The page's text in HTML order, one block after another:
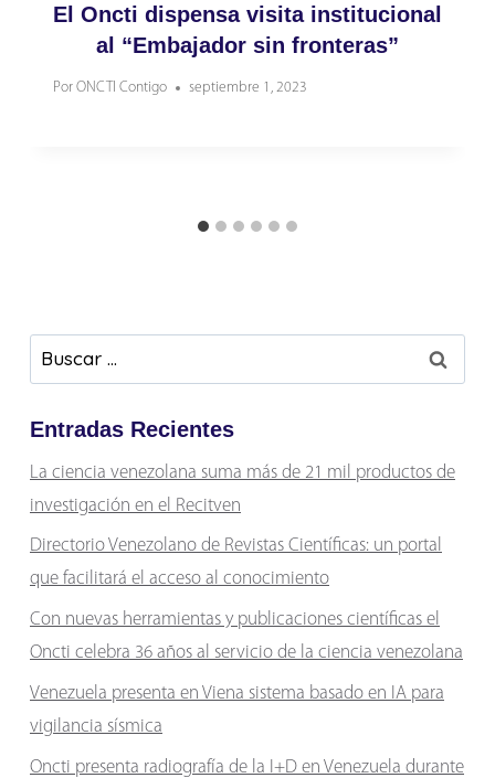
El Oncti dispensa visita institucional
al “Embajador sin fronteras”
Por ONCTI Contigo septiembre 1, 2023
Buscar:
Entradas Recientes
La ciencia venezolana suma más de 21 mil productos de
investigación en el Recitven
Directorio Venezolano de Revistas Científicas: un portal
que facilitará el acceso al conocimiento
Con nuevas herramientas y publicaciones científicas el
Oncti celebra 36 años al servicio de la ciencia venezolana
Venezuela presenta en Viena sistema basado en IA para
vigilancia sísmica
Oncti presenta radiografía de la I+D en Venezuela durante